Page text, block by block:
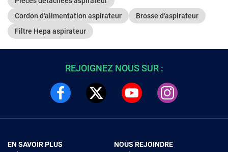
Cordon d'alimentation aspirateur
Brosse d'aspirateur
Filtre Hepa aspirateur
REJOIGNEZ NOUS SUR :
EN SAVOIR PLUS
NOUS REJOINDRE